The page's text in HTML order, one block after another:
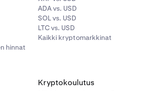
hinnat
ADA vs. USD
SOL vs. USD
LTC vs. USD
Kaikki kryptomarkkinat
Kryptokoulutus